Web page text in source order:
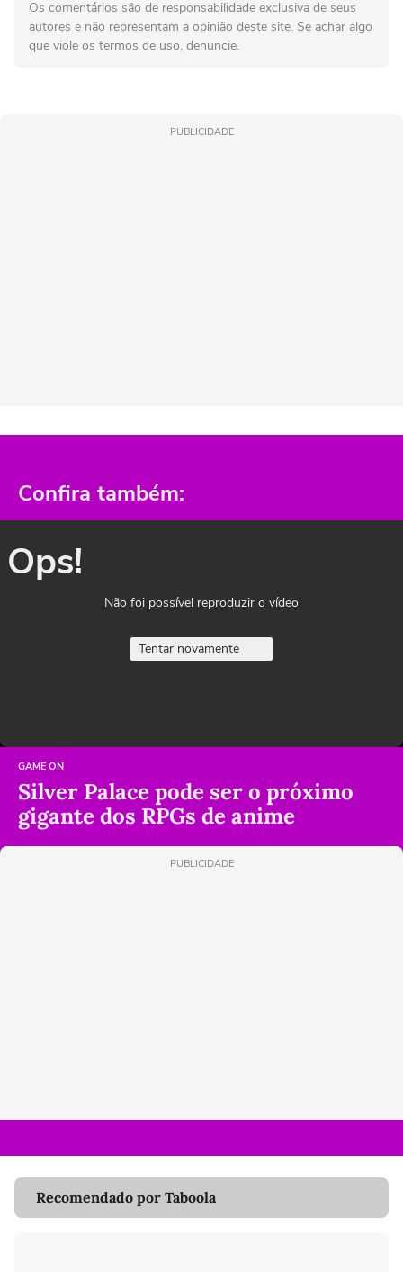
Os comentários são de responsabilidade exclusiva de seus
autores e não representam a opinião deste site. Se achar algo
que viole os termos de uso, denuncie.
PUBLICIDADE
Confira também:
Ops!
Não foi possível reproduzir o vídeo
Tentar novamente
GAME ON
Silver Palace pode ser o próximo
gigante dos RPGs de anime
PUBLICIDADE
Recomendado por Taboola